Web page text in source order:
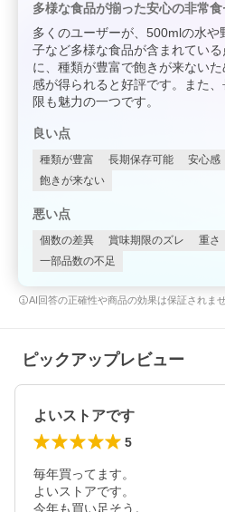
多様な食品が揃った安心の非常食
多くのユーザーが、500mlの水
子など多様な食品が含まれてい
に、種類が豊富で飽きが来ない
感が得られると好評です。また
限も魅力の一つです。
良い点
種類が豊富 長期保存可能 安心感
飽きが来ない
悪い点
個数の差異 賞味期限のズレ 重さ
一部品数の不足
AI回答の正確性や商品の効果は保証されま
ピックアップレビュー
よいストアです
5
毎年買ってます。
よいストアです。
今年も買い足そう。